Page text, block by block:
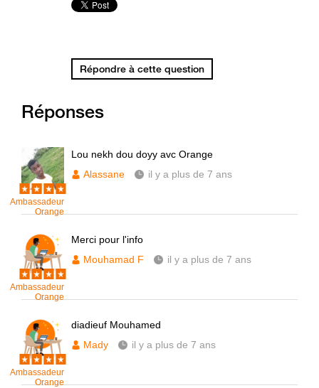
Répondre à cette question
Réponses
Ambassadeur
Orange
Lou nekh dou doyy avc Orange
Alassane
il y a plus de 7 ans
Ambassadeur
Orange
Merci pour l'info
Mouhamad F
il y a plus de 7 ans
Ambassadeur
Orange
diadieuf Mouhamed
Mady
il y a plus de 7 ans